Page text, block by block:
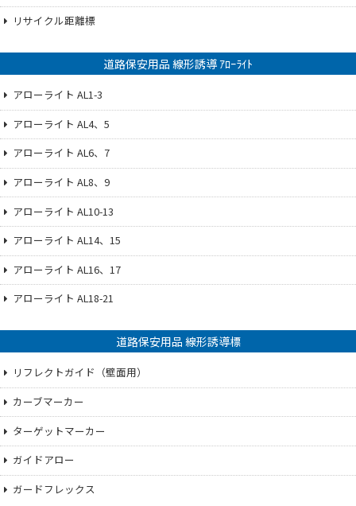
リサイクル距離標
道路保安用品 線形誘導 ｱﾛｰﾗｲﾄ
アローライト AL1-3
アローライト AL4、5
アローライト AL6、7
アローライト AL8、9
アローライト AL10-13
アローライト AL14、15
アローライト AL16、17
アローライト AL18-21
道路保安用品 線形誘導標
リフレクトガイド（壁面用）
カーブマーカー
ターゲットマーカー
ガイドアロー
ガードフレックス